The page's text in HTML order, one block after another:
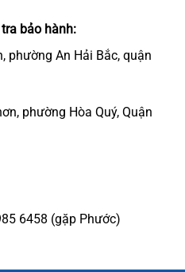
bảo hành:
phường An Hải Bắc, quận
phường Hòa Quý, Quận
6458 (gặp Phước)